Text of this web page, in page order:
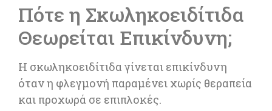
Πότε η Σκωληκοειδίτιδα
Θεωρείται Επικίνδυνη;
Η σκωληκοειδίτιδα γίνεται επικίνδυνη
όταν η φλεγμονή παραμένει χωρίς θεραπεία
και προχωρά σε επιπλοκές.